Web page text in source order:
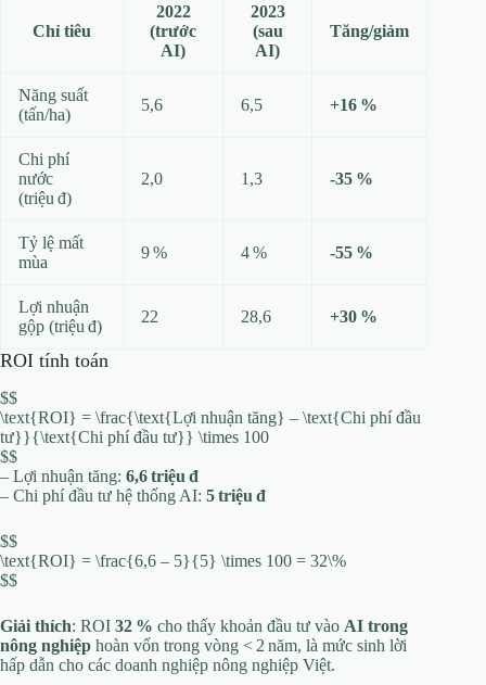
Chỉ tiêu
2022
(trước
AI)
2023
(sau
AI)
Tăng/giảm
Năng suất
(tấn/ha)
5,6 6,5 +16 %
Chi phí
nước
(triệu đ)
2,0 1,3 ‑35 %
Tỷ lệ mất
mùa
9 % 4 % ‑55 %
Lợi nhuận
gộp (triệu đ)
22 28,6 +30 %
ROI tính toán
$$
\text{ROI} = \frac{\text{Lợi nhuận tăng} – \text{Chi phí đầu
tư}}{\text{Chi phí đầu tư}} \times 100
$$
– Lợi nhuận tăng: 6,6 triệu đ
– Chi phí đầu tư hệ thống AI: 5 triệu đ
$$
\text{ROI} = \frac{6,6 – 5}{5} \times 100 = 32\%
$$
Giải thích: ROI 32 % cho thấy khoản đầu tư vào AI trong
nông nghiệp hoàn vốn trong vòng < 2 năm, là mức sinh lời
hấp dẫn cho các doanh nghiệp nông nghiệp Việt.